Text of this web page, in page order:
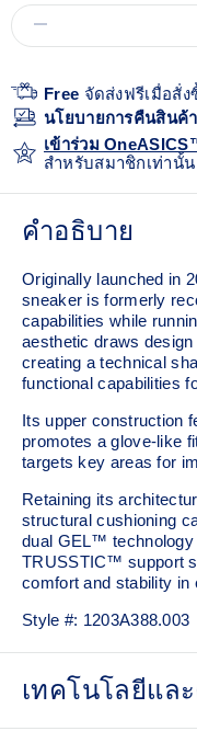
Free จัดส่งฟรีเมื่อสั่
นโยบายการคืนสินค้
เข้าร่วม
สำหรับสมาชิกเท่านั้น
คำอธิบาย
Originally launched in
sneaker is formerly
capabilities while
aesthetic draws
creating a technical
functional capabilities
Its upper construction
promotes a glove-like
targets key areas for
Retaining its
structural cushioning
dual GEL™
TRUSSTIC™ support
comfort and stability in
Style #: 1203A388.003
เทคโนโลยีแล